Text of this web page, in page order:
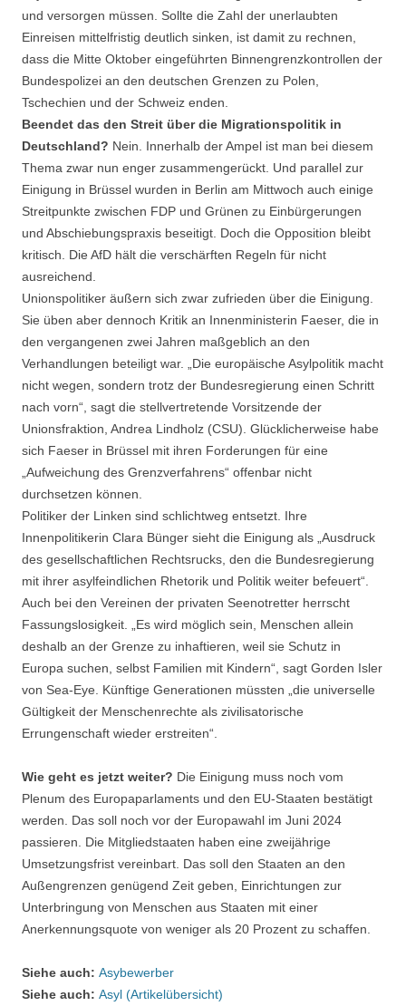
und versorgen müssen. Sollte die Zahl der unerlaubten
Einreisen mittelfristig deutlich sinken, ist damit zu rechnen,
dass die Mitte Oktober eingeführten Binnengrenzkontrollen der
Bundespolizei an den deutschen Grenzen zu Polen,
Tschechien und der Schweiz enden.
Beendet das den Streit über die Migrationspolitik in
Deutschland? Nein. Innerhalb der Ampel ist man bei diesem
Thema zwar nun enger zusammengerückt. Und parallel zur
Einigung in Brüssel wurden in Berlin am Mittwoch auch einige
Streitpunkte zwischen FDP und Grünen zu Einbürgerungen
und Abschiebungspraxis beseitigt. Doch die Opposition bleibt
kritisch. Die AfD hält die verschärften Regeln für nicht
ausreichend.
Unionspolitiker äußern sich zwar zufrieden über die Einigung.
Sie üben aber dennoch Kritik an Innenministerin Faeser, die in
den vergangenen zwei Jahren maßgeblich an den
Verhandlungen beteiligt war. „Die europäische Asylpolitik macht
nicht wegen, sondern trotz der Bundesregierung einen Schritt
nach vorn“, sagt die stellvertretende Vorsitzende der
Unionsfraktion, Andrea Lindholz (CSU). Glücklicherweise habe
sich Faeser in Brüssel mit ihren Forderungen für eine
„Aufweichung des Grenzverfahrens“ offenbar nicht
durchsetzen können.
Politiker der Linken sind schlichtweg entsetzt. Ihre
Innenpolitikerin Clara Bünger sieht die Einigung als „Ausdruck
des gesellschaftlichen Rechtsrucks, den die Bundesregierung
mit ihrer asylfeindlichen Rhetorik und Politik weiter befeuert“.
Auch bei den Vereinen der privaten Seenotretter herrscht
Fassungslosigkeit. „Es wird möglich sein, Menschen allein
deshalb an der Grenze zu inhaftieren, weil sie Schutz in
Europa suchen, selbst Familien mit Kindern“, sagt Gorden Isler
von Sea-Eye. Künftige Generationen müssten „die universelle
Gültigkeit der Menschenrechte als zivilisatorische
Errungenschaft wieder erstreiten“.
Wie geht es jetzt weiter? Die Einigung muss noch vom
Plenum des Europaparlaments und den EU-Staaten bestätigt
werden. Das soll noch vor der Europawahl im Juni 2024
passieren. Die Mitgliedstaaten haben eine zweijährige
Umsetzungsfrist vereinbart. Das soll den Staaten an den
Außengrenzen genügend Zeit geben, Einrichtungen zur
Unterbringung von Menschen aus Staaten mit einer
Anerkennungsquote von weniger als 20 Prozent zu schaffen.
Siehe auch: Asybewerber
Siehe auch: Asyl (Artikelübersicht)